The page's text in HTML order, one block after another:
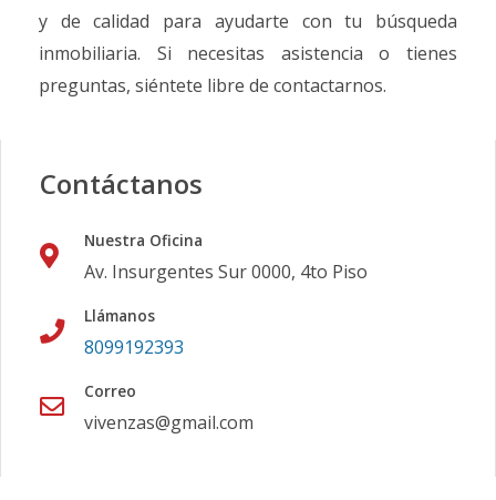
y de calidad para ayudarte con tu búsqueda
inmobiliaria. Si necesitas asistencia o tienes
preguntas, siéntete libre de contactarnos.
Contáctanos
Nuestra Oficina
Av. Insurgentes Sur 0000, 4to Piso
Llámanos
8099192393
Correo
vivenzas@gmail.com